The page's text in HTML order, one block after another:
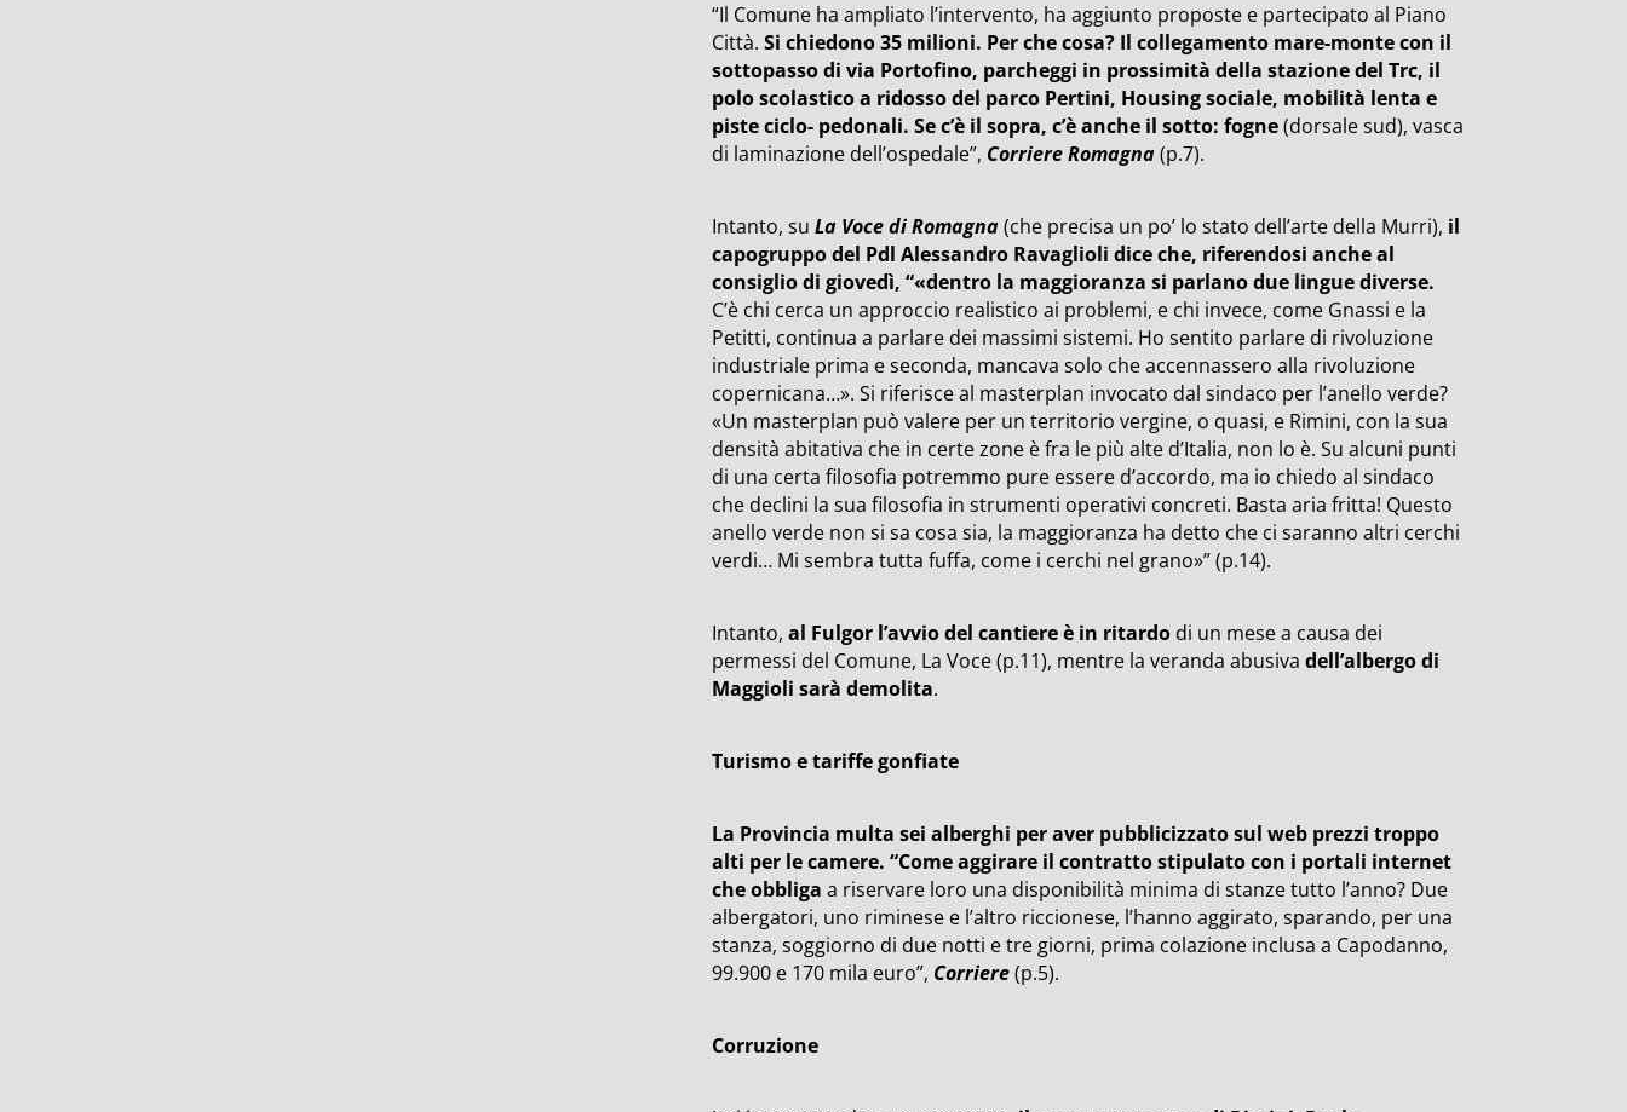
“Il Comune ha ampliato l’intervento, ha aggiunto proposte e partecipato al Piano
Città.Si chiedono 35 milioni. Per che cosa? Il collegamento mare-monte con il
sottopasso di via Portofino, parcheggi in prossimità della stazione del Trc, il
polo scolastico a ridosso del parco Pertini, Housing sociale, mobilità lenta e
piste ciclo- pedonali. Se c’è il sopra, c’è anche il sotto: fogne(dorsale sud), vasca
di laminazione dell’ospedale”, Corriere Romagna(p.7).
Intanto, suLa Voce di Romagna(che precisa un po’ lo stato dell’arte della Murri), il
capogruppo del Pdl Alessandro Ravaglioli dice che, riferendosi anche al
consiglio di giovedì, “«dentro la maggioranza si parlano due lingue diverse.
C’è chi cerca un approccio realistico ai problemi, e chi invece, come Gnassi e la
Petitti, continua a parlare dei massimi sistemi. Ho sentito parlare di rivoluzione
industriale prima e seconda, mancava solo che accennassero alla rivoluzione
copernicana…». Si riferisce al masterplan invocato dal sindaco per l’anello verde?
«Un masterplan può valere per un territorio vergine, o quasi, e Rimini, con la sua
densità abitativa che in certe zone è fra le più alte d’Italia, non lo è. Su alcuni punti
di una certa filosofia potremmo pure essere d’accordo, ma io chiedo al sindaco
che declini la sua filosofia in strumenti operativi concreti. Basta aria fritta! Questo
anello verde non si sa cosa sia, la maggioranza ha detto che ci saranno altri cerchi
verdi… Mi sembra tutta fuffa, come i cerchi nel grano»” (p.14).
Intanto,al Fulgor l’avvio del cantiere è in ritardo di un mese a causa dei
permessi del Comune, La Voce (p.11), mentre la veranda abusiva dell’albergo di
Maggioli sarà demolita.
Turismo e tariffe gonfiate
La Provincia multa sei alberghi per aver pubblicizzato sul web prezzi troppo
alti per le camere. “Come aggirare il contratto stipulato con i portali internet
che obbliga a riservare loro una disponibilità minima di stanze tutto l’anno? Due
albergatori, uno riminese e l’altro riccionese, l’hanno aggirato, sparando, per una
stanza, soggiorno di due notti e tre giorni, prima colazione inclusa a Capodanno,
99.900 e 170 mila euro”, Corriere(p.5).
Corruzione